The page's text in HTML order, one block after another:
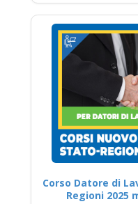
Corso Datore di
Regioni 2025